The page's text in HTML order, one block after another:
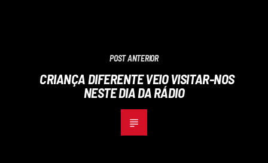
POST ANTERIOR
CRIANÇA DIFERENTE VEIO VISITAR-NOS
NESTE DIA DA RÁDIO